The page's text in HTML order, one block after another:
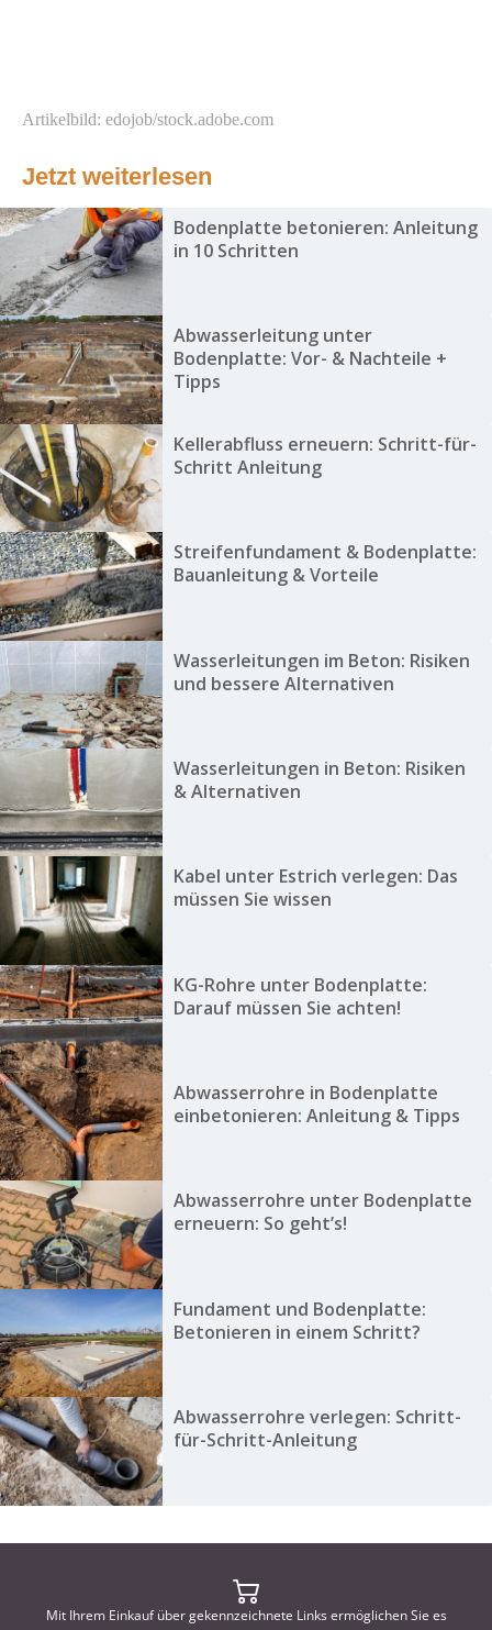
Artikelbild: edojob/stock.adobe.com
Jetzt weiterlesen
Bodenplatte betonieren: Anleitung
in 10 Schritten
Abwasserleitung unter
Bodenplatte: Vor- & Nachteile +
Tipps
Kellerabfluss erneuern: Schritt-für-
Schritt Anleitung
Streifenfundament & Bodenplatte:
Bauanleitung & Vorteile
Wasserleitungen im Beton: Risiken
und bessere Alternativen
Wasserleitungen in Beton: Risiken
& Alternativen
Kabel unter Estrich verlegen: Das
müssen Sie wissen
KG-Rohre unter Bodenplatte:
Darauf müssen Sie achten!
Abwasserrohre in Bodenplatte
einbetonieren: Anleitung & Tipps
Abwasserrohre unter Bodenplatte
erneuern: So geht’s!
Fundament und Bodenplatte:
Betonieren in einem Schritt?
Abwasserrohre verlegen: Schritt-
für-Schritt-Anleitung
Mit Ihrem Einkauf über gekennzeichnete Links ermöglichen Sie es